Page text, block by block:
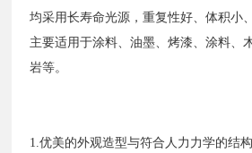
均采用长寿命光源，重复性好、体积小
主要适用于涂料、油墨、烤漆、涂料、
岩等。
1.优美的外观造型与符合人力力学的结